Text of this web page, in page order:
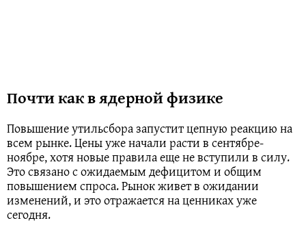
Почти как в ядерной физике
Повышение утильсбора запустит цепную реакцию на
всем рынке. Цены уже начали расти в сентябре-
ноябре, хотя новые правила еще не вступили в силу.
Это связано с ожидаемым дефицитом и общим
повышением спроса. Рынок живет в ожидании
изменений, и это отражается на ценниках уже
сегодня.